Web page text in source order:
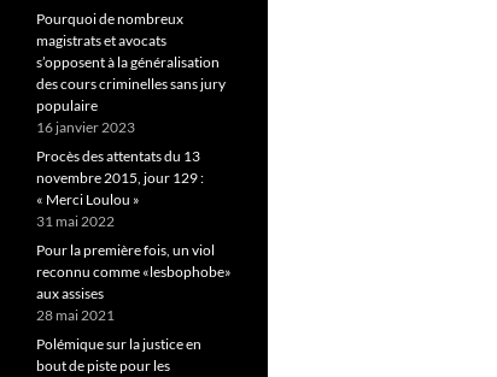
Pourquoi de nombreux
magistrats et avocats
s’opposent à la généralisation
des cours criminelles sans jury
populaire
16 janvier 2023
Procès des attentats du 13
novembre 2015, jour 129 :
« Merci Loulou »
31 mai 2022
Pour la première fois, un viol
reconnu comme «lesbophobe»
aux assises
28 mai 2021
Polémique sur la justice en
bout de piste pour les